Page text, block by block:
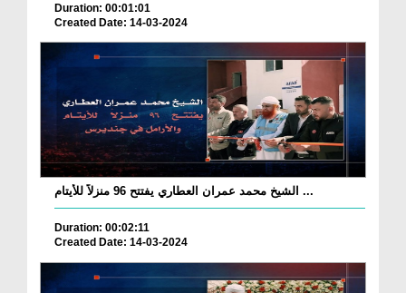
Duration: 00:01:01
Created Date: 14-03-2024
الشيخ محمد عمران العطاري يفتتح 96 منزلاً للأيتام ...
Duration: 00:02:11
Created Date: 14-03-2024